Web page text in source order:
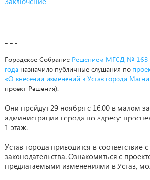
Городское Собрание Решением МГСД № 163
года назначило публичные слушания по
«О внесении изменений в Устав города
проект Решения).
Они пройдут 29 ноября с 16.00 в малом
администрации города по адресу:
1 этаж.
Устав города приводится в соответствие
законодательства. Ознакомиться с
предлагаемыми изменениями в Устав,